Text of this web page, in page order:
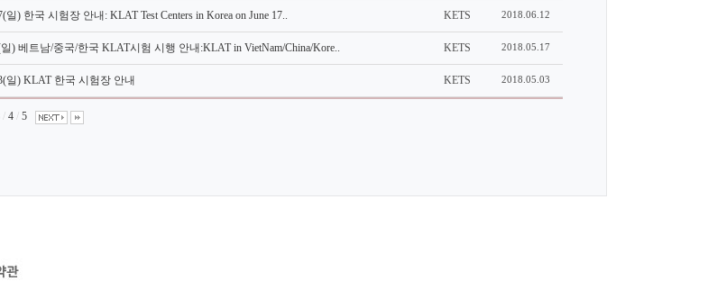
일) 한국 시험장 안내: KLAT Test Centers in Korea on June 17.. KETS 2018.06.12
일) 베트남/중국/한국 KLAT시험 시행 안내:KLAT in VietNam/China/Kore.. KETS 2018.05.17
일) KLAT 한국 시험장 안내 KETS 2018.05.03
/ 4 / 5